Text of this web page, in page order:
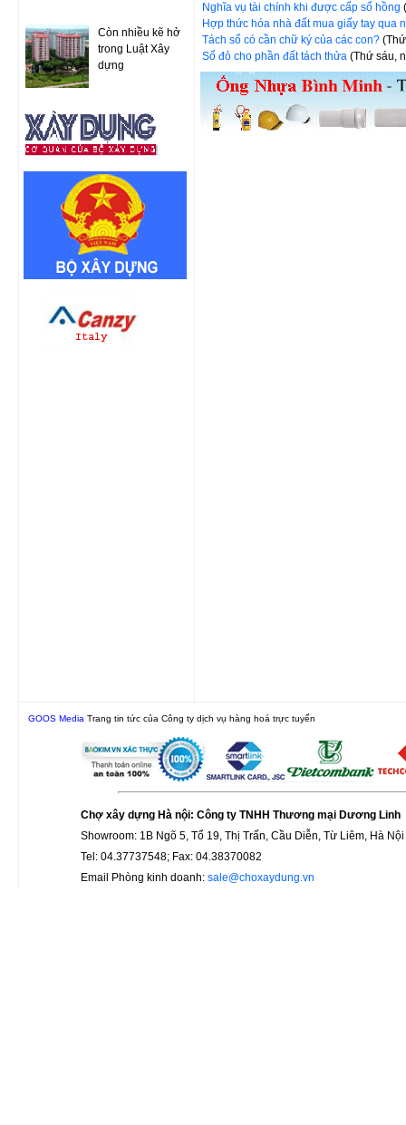
Còn nhiều kẽ hở
trong Luật Xây
dựng
Nghĩa vụ tài chính khi được cấp sổ hồng
Hợp thức hóa nhà đất mua giấy tay qua
Tách sổ có cần chữ ký của các con?
Sổ đỏ cho phần đất tách thửa(Thứ sáu,
GOOS Media Trang tin tức của Công ty dịch vụ hàng hoá trực tuyến
Chợ xây dựng Hà nội: Công ty TNHH Thương mại Dương Linh
Showroom: 1B Ngõ 5, Tổ 19, Thị Trấn, Cầu Diễn, Từ Liêm, Hà Nội
Tel: 04.37737548; Fax: 04.38370082
Email Phòng kinh doanh: sale@choxaydung.vn